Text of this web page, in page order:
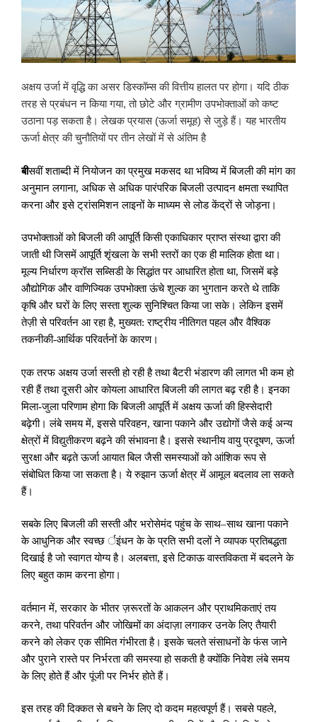
अक्षय उर्जा में वृद्धि का असर डिस्कॉम्स की वित्तीय हालत पर होगा। यदि ठीक
तरह से प्रबंधन न किया गया, तो छोटे और ग्रामीण उपभोक्ताओं को कष्ट
उठाना पड़ सकता है। लेखक प्रयास (ऊर्जा समूह) से जुड़े हैं। यह भारतीय
ऊर्जा क्षेत्र की चुनौतियों पर तीन लेखों में से अंतिम है
बीसवीं शताब्दी में नियोजन का प्रमुख मकसद था भविष्य में बिजली की मांग का
अनुमान लगाना, अधिक से अधिक पारंपरिक बिजली उत्पादन क्षमता स्थापित
करना और इसे ट्रांसमिशन लाइनों के माध्यम से लोड केंद्रों से जोड़ना।
उपभोक्ताओं को बिजली की आपूर्ति किसी एकाधिकार प्राप्त संस्था द्वारा की
जाती थी जिसमें आपूर्ति शृंखला के सभी स्तरों का एक ही मालिक होता था।
मूल्य निर्धारण क्रॉस सब्सिडी के सिद्धांत पर आधारित होता था,जिसमें बड़े
औद्योगिक और वाणिज्यिक उपभोक्ता ऊंचे शुल्क का भुगतान करते थे ताकि
कृषि और घरों के लिए सस्ता शुल्क सुनिश्चित किया जा सके। लेकिन इसमें
तेज़ी से परिवर्तन आ रहा है,मुख्यत: राष्ट्रीय नीतिगत पहल और वैश्विक
तकनीकी-आर्थिक परिवर्तनों के कारण।
एक तरफ अक्षय उर्जा सस्ती हो रही है तथा बैटरी भंडारण की लागत भी कम हो
रही हैं तथा दूसरी ओर कोयला आधारित बिजली की लागत बढ़ रही है। इनका
मिला-जुला परिणाम होगा कि बिजली आपूर्ति में अक्षय ऊर्जा की हिस्सेदारी
बढ़ेगी। लंबे समय में,इससे परिवहन,खाना पकाने और उद्योगों जैसे कई अन्य
क्षेत्रों में विद्युतीकरण बढ़ने की संभावना है। इससे स्थानीय वायु प्रदूषण,ऊर्जा
सुरक्षा और बढ़ते ऊर्जा आयात बिल जैसी समस्याओं को आंशिक रूप से
संबोधित किया जा सकता है। ये रुझान ऊर्जा क्षेत्र में आमूल बदलाव ला सकते
हैं।
सबके लिए बिजली की सस्ती और भरोसेमंद पहुंच के साथ–साथ खाना पकाने
के आधुनिक और स्वच्छ र्इंधन के के प्रति सभी दलों ने व्यापक प्रतिबद्धता
दिखाई है जो स्वागत योग्य है। अलबत्ता,इसे टिकाऊ वास्तविकता में बदलने के
लिए बहुत काम करना होगा।
वर्तमान में,सरकार के भीतर ज़रूरतों के आकलन और प्राथमिकताएं तय
करने,तथा परिवर्तन और जोखिमों का अंदाज़ा लगाकर उनके लिए तैयारी
करने को लेकर एक सीमित गंभीरता है। इसके चलते संसाधनों के फंस जाने
और पुराने रास्ते पर निर्भरता की समस्या हो सकती है क्योंकि निवेश लंबे समय
के लिए होते हैं और पूंजी पर निर्भर होते हैं।
इस तरह की दिक्कत से बचने के लिए दो कदम महत्वपूर्ण हैं। सबसे पहले,